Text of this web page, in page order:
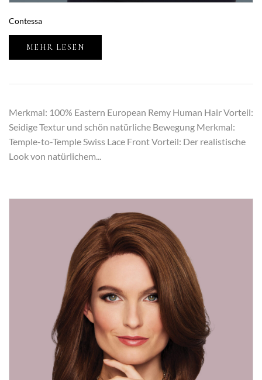
Contessa
MEHR LESEN
Merkmal: 100% Eastern European Remy Human Hair Vorteil:
Seidige Textur und schön natürliche Bewegung Merkmal:
Temple-to-Temple Swiss Lace Front Vorteil: Der realistische
Look von natürlichem...